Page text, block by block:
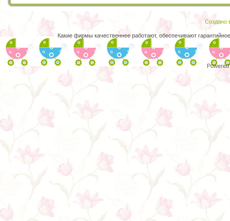
Создано
Какие фирмы качественнее работают, обеспечивают